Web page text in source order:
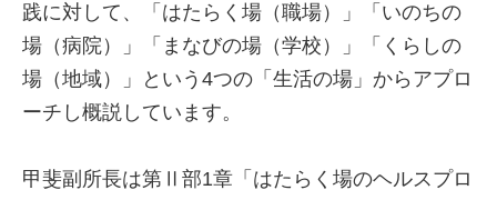
践に対して、「はたらく場（職場）」「いのちの
場（病院）」「まなびの場（学校）」「くらしの
場（地域）」という4つの「生活の場」からアプロ
ーチし概説しています。
甲斐副所長は第Ⅱ部1章「はたらく場のヘルスプロ